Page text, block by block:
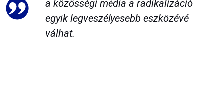
a közösségi média a radikalizáció
egyik legveszélyesebb eszközévé
válhat.